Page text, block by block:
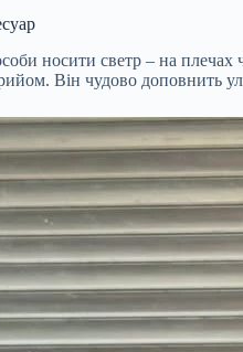
носити светр – на
Він чудово доповнить